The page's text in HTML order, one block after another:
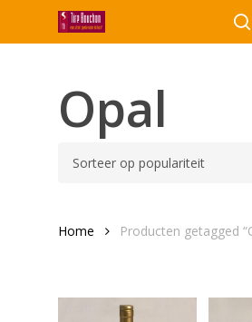
zoeken
Opal
Home Producten getagged